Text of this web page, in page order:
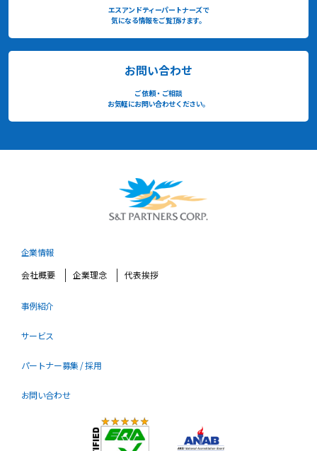
エスアンドティーパートナーズで
気になる情報をご覧頂けます。
お問い合わせ
ご依頼・ご相談
お気軽にお問い合わせください。
企業情報
会社概要
企業理念 代表挨拶
事例紹介
サービス
パートナー募集 / 採用
お問い合わせ